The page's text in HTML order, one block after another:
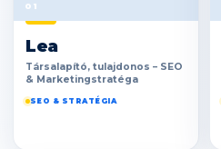
01
Lea
Társalapító, tulajdonos – SEO
& Marketingstratéga
SEO & STRATÉGIA